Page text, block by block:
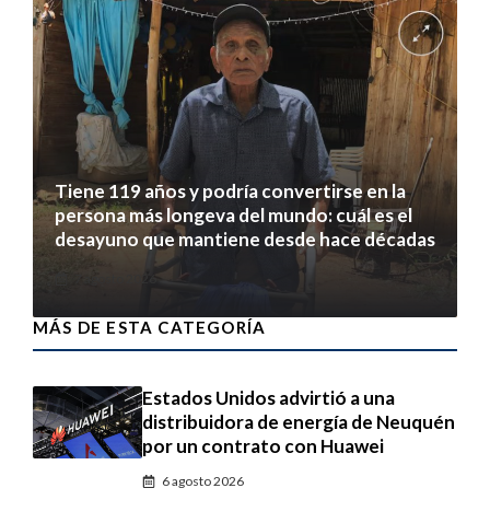
Tiene 119 años y podría convertirse en la
persona más longeva del mundo: cuál es el
desayuno que mantiene desde hace décadas
MÁS DE ESTA CATEGORÍA
Estados Unidos advirtió a una
distribuidora de energía de Neuquén
por un contrato con Huawei
6 agosto 2026